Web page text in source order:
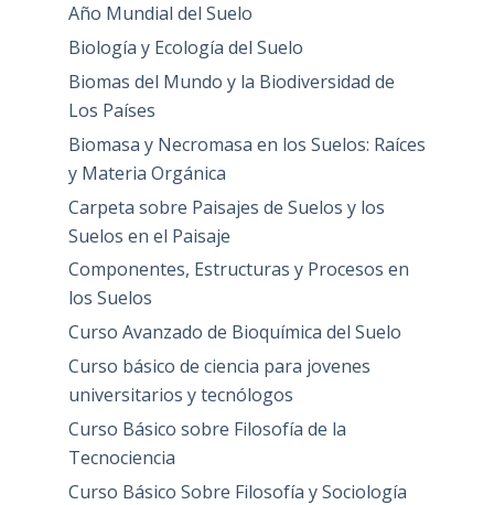
Año Mundial del Suelo
Biología y Ecología del Suelo
Biomas del Mundo y la Biodiversidad de
Los Países
Biomasa y Necromasa en los Suelos: Raíces
y Materia Orgánica
Carpeta sobre Paisajes de Suelos y los
Suelos en el Paisaje
Componentes, Estructuras y Procesos en
los Suelos
Curso Avanzado de Bioquímica del Suelo
Curso básico de ciencia para jovenes
universitarios y tecnólogos
Curso Básico sobre Filosofía de la
Tecnociencia
Curso Básico Sobre Filosofía y Sociología